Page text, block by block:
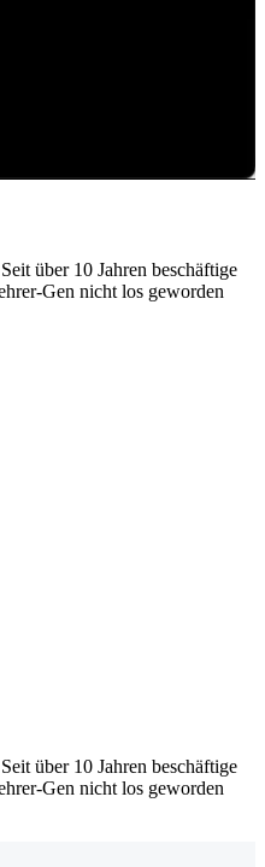
über 10 Jahren beschäftige
Gen nicht los geworden
über 10 Jahren beschäftige
Gen nicht los geworden